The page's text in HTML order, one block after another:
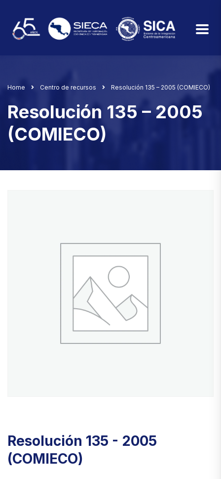
Home Centro de recursos Resolución 135 – 2005 (COMIECO)
Resolución 135 – 2005
(COMIECO)
Resolución 135 - 2005
(COMIECO)